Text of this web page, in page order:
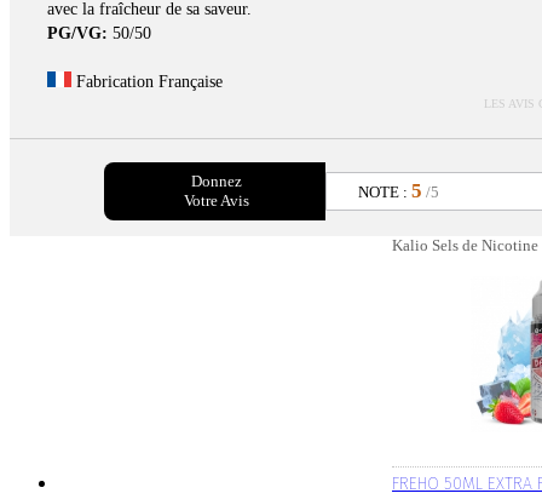
avec la fraîcheur de sa saveur.
PG/VG: 50/50
Fabrication Française
LES AVIS
Donnez
Votre Avis
NOTE : 5 /5
Kalio Sels de Nicotine
FREHO 50ML